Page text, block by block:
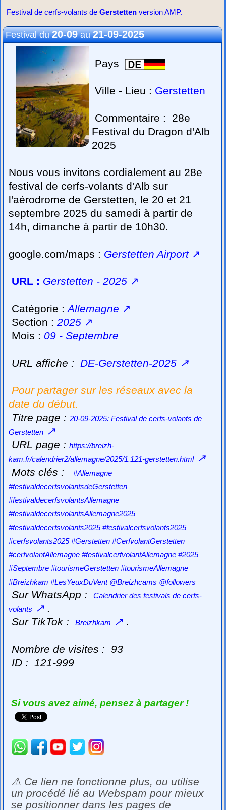
Festival de cerfs-volants deGerstetten version AMP.
Festival du20-09au21-09-2025
Pays
Ville - Lieu : Gerstetten
Commentaire :
28e
Festival du Dragon d'Alb
2025
Nous vous invitons cordialement au 28e
festival de cerfs-volants d'Alb sur
l'aérodrome de Gerstetten, le 20 et 21
septembre 2025 du samedi à partir de
14h, dimanche à partir de 10h30.
google.com/maps : Gerstetten Airport↗
URL : Gerstetten - 2025 ↗
Catégorie :Allemagne ↗
Section :2025 ↗
Mois : 09 - Septembre
URL affiche : DE-Gerstetten-2025 ↗
Pour partager sur les réseaux avec la
date du début.
Titre page :20-09-2025: Festival de cerfs-volants de
Gerstetten ↗
URL page :https://breizh-
kam.fr/calendrier2/allemagne/2025/1.121-gerstetten.html↗
Mots clés :
#Allemagne
#festivaldecerfsvolantsdeGerstetten
#festivaldecerfsvolantsAllemagne
#festivaldecerfsvolantsAllemagne2025
#festivaldecerfsvolants2025 #festivalcerfsvolants2025
#cerfsvolants2025 #Gerstetten #CerfvolantGerstetten
#cerfvolantAllemagne #festivalcerfvolantAllemagne #2025
#Septembre #tourismeGerstetten #tourismeAllemagne
#Breizhkam #LesYeuxDuVent @Breizhcams @followers
Sur WhatsApp :Calendrier des festivals de cerfs-
volants ↗ .
Sur TikTok :Breizhkam ↗ .
Nombre de visites : 93
ID : 121-999
Si vous avez aimé, pensez à partager !
⚠️ Ce lien ne fonctionne plus, ou utilise
un procédé lié au Webspam pour mieux
se positionner dans les pages de